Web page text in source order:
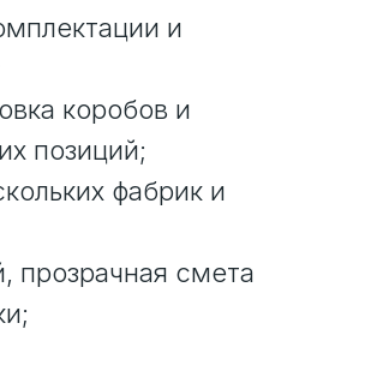
и
коробов и
позиций;
фабрик и
прозрачная смета